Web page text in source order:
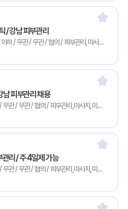
/ 강남 피부관리
월급 2,520만원~2,800만원 (면접 후 결정) / 세 이하 / 무관 / 무관 / 협의 / 피부관리,마사지,미용/영업,기타
남 피부관리 채용
월급 216만원~360만원 (면접 후 결정) / 세 이하 / 무관 / 무관 / 협의 / 피부관리,마사지,미용/영업,기타
리 / 주 4일제 가능
월급 216만원~360만원 (면접 후 결정) / 세 이하 / 무관 / 무관 / 협의 / 피부관리,마사지,미용/영업,기타